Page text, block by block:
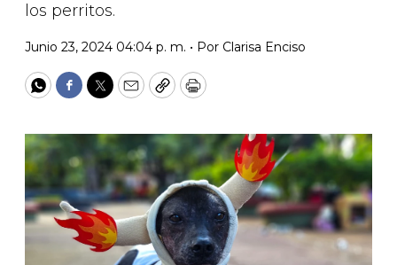
los perritos.
Junio 23, 2024 04:04 p. m. • Por Clarisa Enciso
WhatsApp
Facebook
Twitter
EmailCopyPrint